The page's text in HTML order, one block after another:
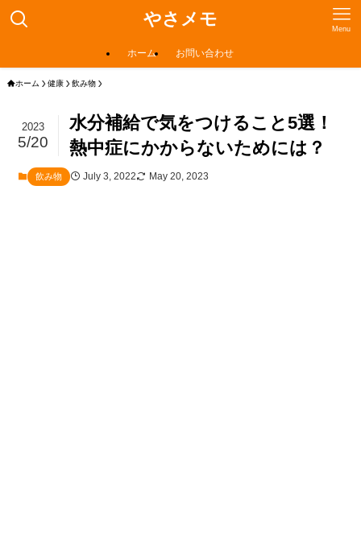
やさメモ Menu
ホーム お問い合わせ
ホーム 健康 飲み物
水分補給で気をつけること5選！
熱中症にかからないためには？
2023
5/20
飲み物 July 3, 2022 May 20, 2023